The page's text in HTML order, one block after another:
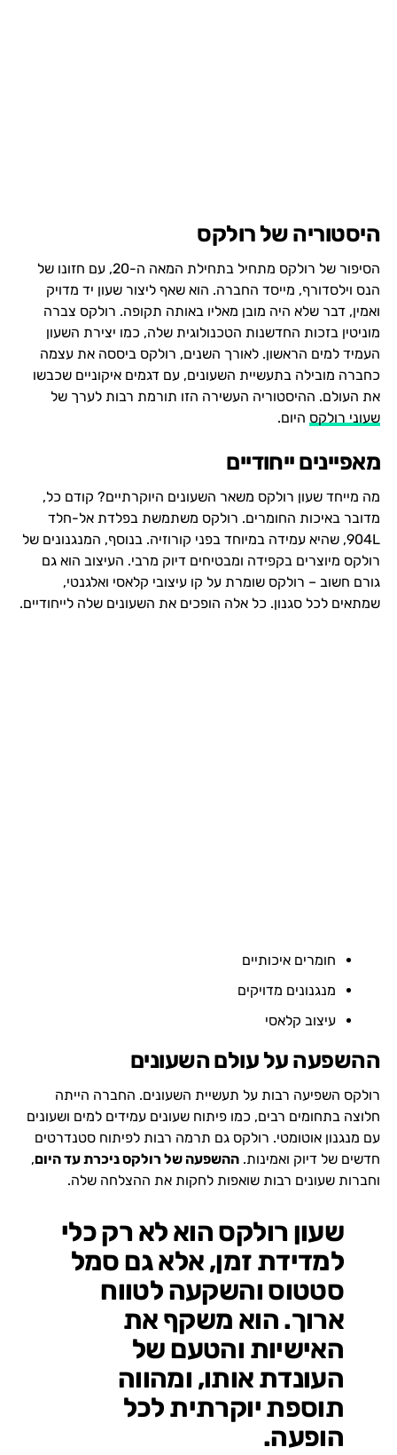
היסטוריה של רולקס
הסיפור של רולקס מתחיל בתחילת המאה ה-20, עם חזונו של
הנס וילסדורף, מייסד החברה. הוא שאף ליצור שעון יד מדויק
ואמין, דבר שלא היה מובן מאליו באותה תקופה. רולקס צברה
מוניטין בזכות החדשנות הטכנולוגית שלה, כמו יצירת השעון
העמיד למים הראשון. לאורך השנים, רולקס ביססה את עצמה
כחברה מובילה בתעשיית השעונים, עם דגמים איקוניים שכבשו
את העולם. ההיסטוריה העשירה הזו תורמת רבות לערך של
שעוני רולקס היום.
מאפיינים ייחודיים
מה מייחד שעון רולקס משאר השעונים היוקרתיים? קודם כל,
מדובר באיכות החומרים. רולקס משתמשת בפלדת אל-חלד
904L, שהיא עמידה במיוחד בפני קורוזיה. בנוסף, המנגנונים של
רולקס מיוצרים בקפידה ומבטיחים דיוק מרבי. העיצוב הוא גם
גורם חשוב – רולקס שומרת על קו עיצובי קלאסי ואלגנטי,
שמתאים לכל סגנון. כל אלה הופכים את השעונים שלה לייחודיים.
חומרים איכותיים
מנגנונים מדויקים
עיצוב קלאסי
ההשפעה על עולם השעונים
רולקס השפיעה רבות על תעשיית השעונים. החברה הייתה
חלוצה בתחומים רבים, כמו פיתוח שעונים עמידים למים ושעונים
עם מנגנון אוטומטי. רולקס גם תרמה רבות לפיתוח סטנדרטים
חדשים של דיוק ואמינות. ההשפעה של רולקס ניכרת עד היום,
וחברות שעונים רבות שואפות לחקות את ההצלחה שלה.
שעון רולקס הוא לא רק כלי
למדידת זמן, אלא גם סמל
סטטוס והשקעה לטווח
ארוך. הוא משקף את
האישיות והטעם של
העונדת אותו, ומהווה
תוספת יוקרתית לכל
הופעה.